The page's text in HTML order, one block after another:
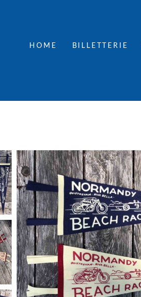
HOME BILLETTERIE